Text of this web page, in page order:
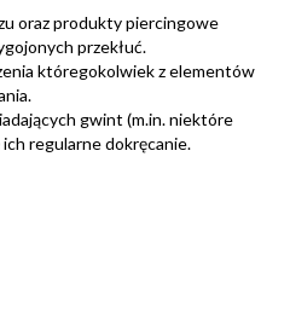
oraz produkty piercingowe
przekłuć.
któregokolwiek z elementów
gwint (m.in. niektóre
regularne dokręcanie.